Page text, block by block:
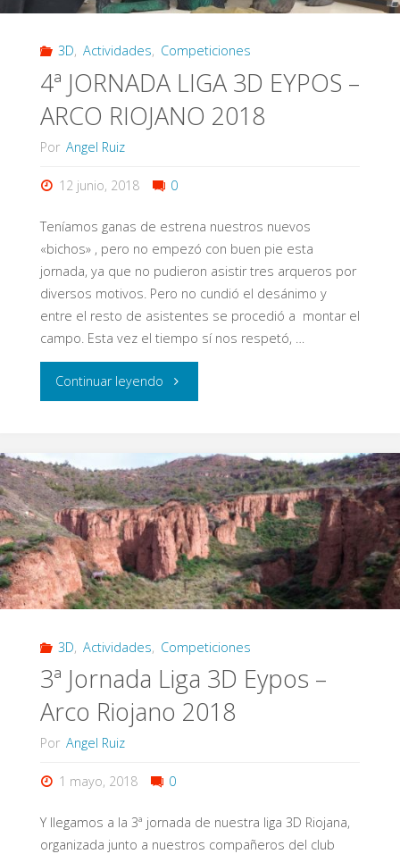
3D, Actividades, Competiciones
4ª JORNADA LIGA 3D EYPOS –
ARCO RIOJANO 2018
Por Angel Ruiz
12 junio, 2018 0
Teníamos ganas de estrena nuestros nuevos
«bichos» , pero no empezó con buen pie esta
jornada, ya que no pudieron asistir tres arqueros por
diversos motivos. Pero no cundió el desánimo y
entre el resto de asistentes se procedió a montar el
campo. Esta vez el tiempo sí nos respetó, …
Continuar leyendo "4ª
LIGA
3D
EYPOS
–
ARCO
RIOJANO
2018"
3D, Actividades, Competiciones
3ª Jornada Liga 3D Eypos –
Arco Riojano 2018
Por Angel Ruiz
1 mayo, 2018 0
Y llegamos a la 3ª jornada de nuestra liga 3D Riojana,
organizada junto a nuestros compañeros del club